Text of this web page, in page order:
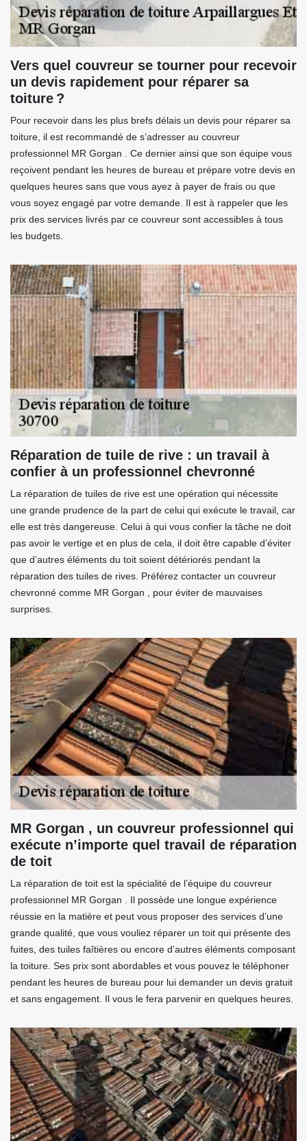
Vers quel couvreur se tourner pour recevoir
un devis rapidement pour réparer sa
toiture ?
Pour recevoir dans les plus brefs délais un devis pour réparer sa
toiture, il est recommandé de s’adresser au couvreur
professionnel MR Gorgan . Ce dernier ainsi que son équipe vous
reçoivent pendant les heures de bureau et prépare votre devis en
quelques heures sans que vous ayez à payer de frais ou que
vous soyez engagé par votre demande. Il est à rappeler que les
prix des services livrés par ce couvreur sont accessibles à tous
les budgets.
Réparation de tuile de rive : un travail à
confier à un professionnel chevronné
La réparation de tuiles de rive est une opération qui nécessite
une grande prudence de la part de celui qui exécute le travail, car
elle est très dangereuse. Celui à qui vous confier la tâche ne doit
pas avoir le vertige et en plus de cela, il doit être capable d’éviter
que d’autres éléments du toit soient détériorés pendant la
réparation des tuiles de rives. Préférez contacter un couvreur
chevronné comme MR Gorgan , pour éviter de mauvaises
surprises.
MR Gorgan , un couvreur professionnel qui
exécute n’importe quel travail de réparation
de toit
La réparation de toit est la spécialité de l’équipe du couvreur
professionnel MR Gorgan . Il possède une longue expérience
réussie en la matière et peut vous proposer des services d’une
grande qualité, que vous vouliez réparer un toit qui présente des
fuites, des tuiles faîtières ou encore d’autres éléments composant
la toiture. Ses prix sont abordables et vous pouvez le téléphoner
pendant les heures de bureau pour lui demander un devis gratuit
et sans engagement. Il vous le fera parvenir en quelques heures.